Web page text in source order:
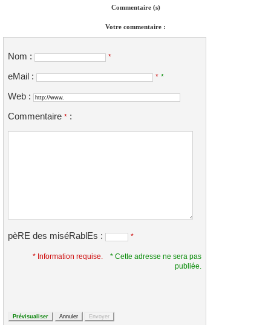
Commentaire (s)
Votre commentaire :
Nom : *
eMail : * *
Web :
Commentaire * :
pèRE des miséRablEs : *
* Information requise.
* Cette adresse ne sera pas
publiée.